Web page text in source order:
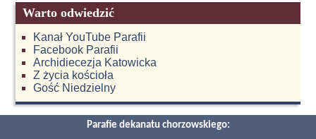
Warto odwiedzić
Kanał YouTube Parafii
Facebook Parafii
Archidiecezja Katowicka
Z życia kościoła
Gość Niedzielny
Parafie dekanatu chorzowskiego: